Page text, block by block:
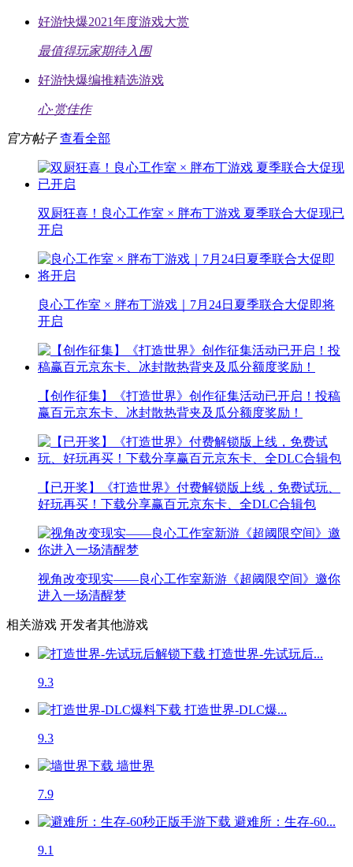
好游快爆2021年度游戏大赏
最值得玩家期待入围
好游快爆编推精选游戏
心·赏佳作
官方帖子 查看全部
双厨狂喜！良心工作室 × 胖布丁游戏 夏季联合大促现已
开启
良心工作室 × 胖布丁游戏｜7月24日夏季联合大促即将
开启
【创作征集】《打造世界》创作征集活动已开启！投稿
赢百元京东卡、冰封散热背夹及瓜分额度奖励！
【已开奖】《打造世界》付费解锁版上线，免费试玩、
好玩再买！下载分享赢百元京东卡、全DLC合辑包
视角改变现实——良心工作室新游《超阈限空间》邀你
进入一场清醒梦
相关游戏 开发者其他游戏
打造世界-先试玩后...
9.3
打造世界-DLC爆...
9.3
墙世界
7.9
避难所：生存-60...
9.1